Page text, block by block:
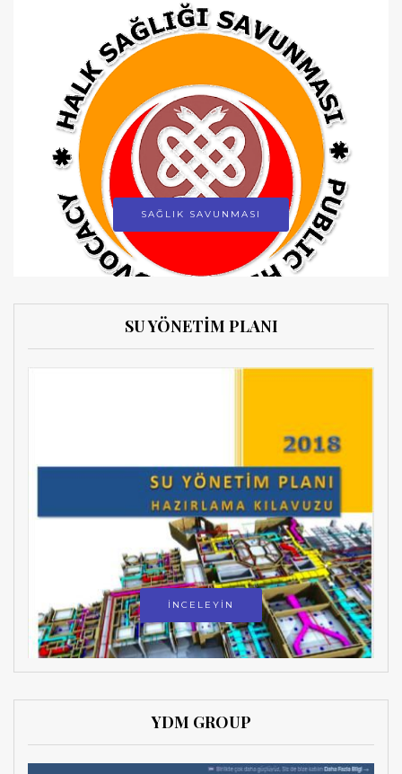
SAĞLIK SAVUNMASI
SU YÖNETİM PLANI
İNCELEYİN
YDM GROUP